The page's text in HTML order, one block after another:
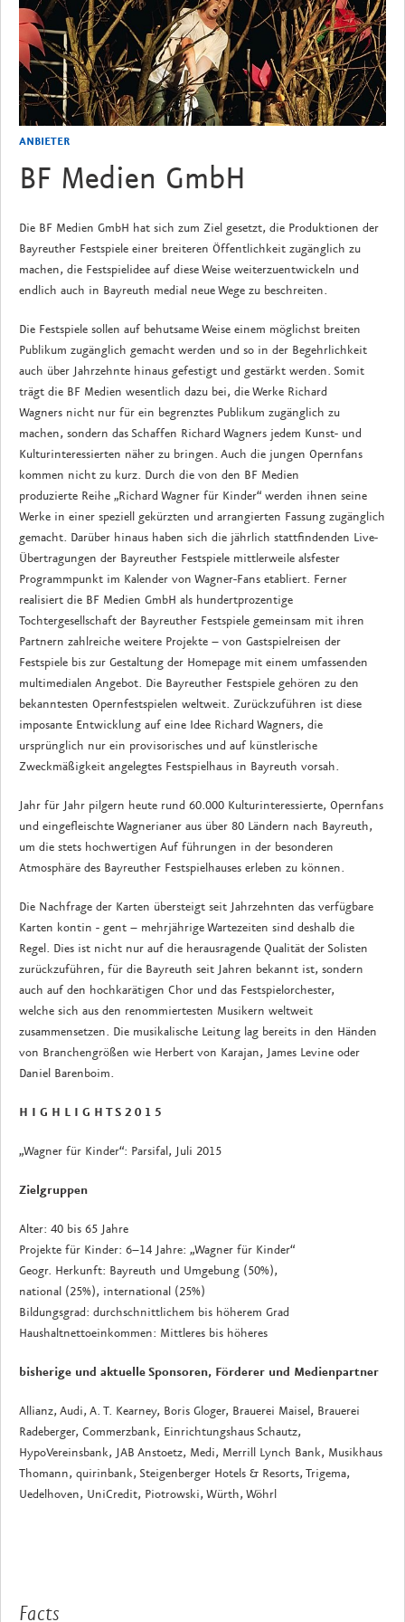
ANBIETER
BF Medien GmbH
Die BF Medien GmbH hat sich zum Ziel gesetzt, die Produktionen der
Bayreuther Festspiele einer breiteren Öffentlichkeit zugänglich zu
machen, die Festspielidee auf diese Weise weiterzuentwickeln und
endlich auch in Bayreuth medial neue Wege zu beschreiten.
Die Festspiele sollen auf behutsame Weise einem möglichst breiten
Publikum zugänglich gemacht werden und so in der Begehrlichkeit
auch über Jahrzehnte hinaus gefestigt und gestärkt werden. Somit
trägt die BF Medien wesentlich dazu bei, die Werke Richard
Wagners nicht nur für ein begrenztes Publikum zugänglich zu
machen, sondern das Schaffen Richard Wagners jedem Kunst- und
Kulturinteressierten näher zu bringen. Auch die jungen Opernfans
kommen nicht zu kurz. Durch die von den BF Medien
produzierte Reihe „Richard Wagner für Kinder“ werden ihnen seine
Werke in einer speziell gekürzten und arrangierten Fassung zugänglich
gemacht. Darüber hinaus haben sich die jährlich stattfindenden Live-
Übertragungen der Bayreuther Festspiele mittlerweile alsfester
Programmpunkt im Kalender von Wagner-Fans etabliert. Ferner
realisiert die BF Medien GmbH als hundertprozentige
Tochtergesellschaft der Bayreuther Festspiele gemeinsam mit ihren
Partnern zahlreiche weitere Projekte – von Gastspielreisen der
Festspiele bis zur Gestaltung der Homepage mit einem umfassenden
multimedialen Angebot. Die Bayreuther Festspiele gehören zu den
bekanntesten Opernfestspielen weltweit. Zurückzuführen ist diese
imposante Entwicklung auf eine Idee Richard Wagners, die
ursprünglich nur ein provisorisches und auf künstlerische
Zweckmäßigkeit angelegtes Festspielhaus in Bayreuth vorsah.
Jahr für Jahr pilgern heute rund 60.000 Kulturinteressierte, Opernfans
und eingefleischte Wagnerianer aus über 80 Ländern nach Bayreuth,
um die stets hochwertigen Auf führungen in der besonderen
Atmosphäre des Bayreuther Festspielhauses erleben zu können.
Die Nachfrage der Karten übersteigt seit Jahrzehnten das verfügbare
Karten kontin - gent – mehrjährige Wartezeiten sind deshalb die
Regel. Dies ist nicht nur auf die herausragende Qualität der Solisten
zurückzuführen, für die Bayreuth seit Jahren bekannt ist, sondern
auch auf den hochkarätigen Chor und das Festspielorchester,
welche sich aus den renommiertesten Musikern weltweit
zusammensetzen. Die musikalische Leitung lag bereits in den Händen
von Branchengrößen wie Herbert von Karajan, James Levine oder
Daniel Barenboim.
H I G H L I G H T S 2 0 1 5
„Wagner für Kinder“: Parsifal, Juli 2015
Zielgruppen
Alter: 40 bis 65 Jahre
Projekte für Kinder: 6–14 Jahre: „Wagner für Kinder“
Geogr. Herkunft: Bayreuth und Umgebung (50%),
national (25%), international (25%)
Bildungsgrad: durchschnittlichem bis höherem Grad
Haushaltnettoeinkommen: Mittleres bis höheres
bisherige und aktuelle Sponsoren, Förderer und Medienpartner
Allianz, Audi, A. T. Kearney, Boris Gloger, Brauerei Maisel, Brauerei
Radeberger, Commerzbank, Einrichtungshaus Schautz,
HypoVereinsbank, JAB Anstoetz, Medi, Merrill Lynch Bank, Musikhaus
Thomann, quirinbank, Steigenberger Hotels & Resorts, Trigema,
Uedelhoven, UniCredit, Piotrowski, Würth, Wöhrl
Facts